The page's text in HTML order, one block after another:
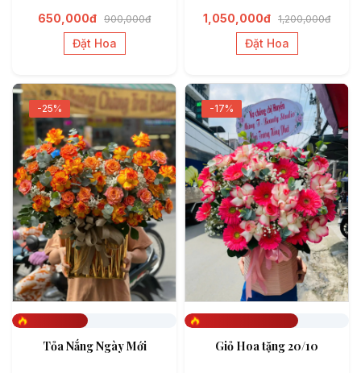
650,000đ 900,000đ
Đặt Hoa
1,050,000đ 1,200,000đ
Đặt Hoa
-25%
Tỏa Nắng Ngày Mới
-17%
Giỏ Hoa tặng 20/10